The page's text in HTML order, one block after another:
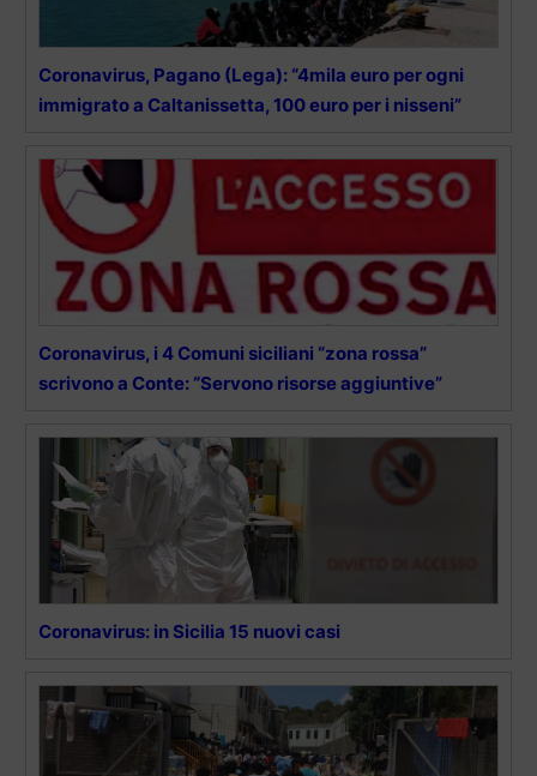
Coronavirus, Pagano (Lega): “4mila euro per ogni
immigrato a Caltanissetta, 100 euro per i nisseni”
Coronavirus, i 4 Comuni siciliani “zona rossa”
scrivono a Conte: “Servono risorse aggiuntive”
Coronavirus: in Sicilia 15 nuovi casi